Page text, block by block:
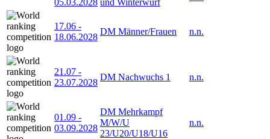
17.06 -
18.06.2028
DM Männer/Frauen n.n.
21.07 -
23.07.2028
DM Nachwuchs 1 n.n.
01.09 -
03.09.2028
DM Mehrkampf
M/W/U
23/U20/U18/U16
n.n.